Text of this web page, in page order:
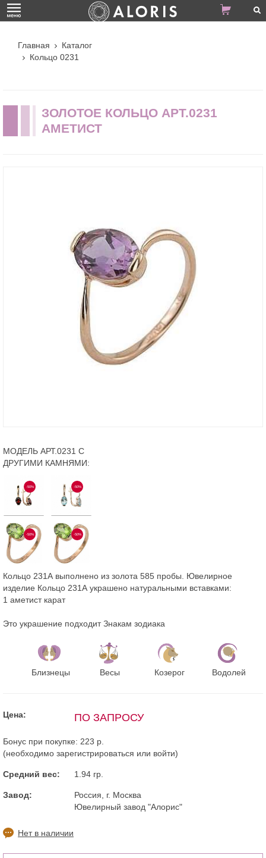
Главная
Каталог
Кольцо 0231
ЗОЛОТОЕ КОЛЬЦО АРТ.0231
АМЕТИСТ
МОДЕЛЬ АРТ.0231 С
ДРУГИМИ КАМНЯМИ:
-50% -50%
-50% -50%
Кольцо 231А выполнено из золота 585 пробы. Ювелирное
изделие Кольцо 231А украшено натуральными вставками:
1 аметист карат
Это украшение подходит Знакам зодиака
Близнецы Весы Козерог Водолей
Цена: ПО ЗАПРОСУ
Бонус при покупке: 223 р.
(необходимо зарегистрироваться или войти)
Средний вес: 1.94 гр.
Завод:
Россия, г. Москва
Ювелирный завод "Алорис"
Нет в наличии